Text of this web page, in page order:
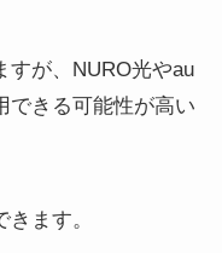
すが、NURO光やau
できる可能性が高い
ます。